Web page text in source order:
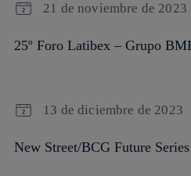
21 de noviembre de 2023
25º Foro Latibex – Grupo
13 de diciembre de 2023
New Street/BCG Future